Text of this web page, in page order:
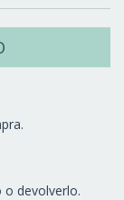
devolverlo.